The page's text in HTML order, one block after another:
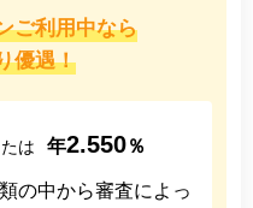
ご利用中なら
優遇！
たは 年2.550％
の中から審査によっ